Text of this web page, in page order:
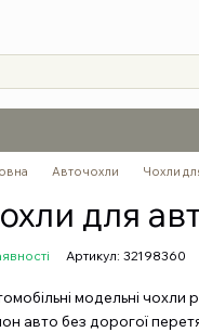
Авточохли Чохли
для
Артикул: 32198360
модельні чохли
авто без дорогої